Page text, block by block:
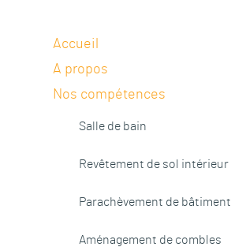
Accueil
A propos
Nos compétences
Salle de bain
Revêtement de sol intérieur
Parachèvement de bâtiment
Aménagement de combles